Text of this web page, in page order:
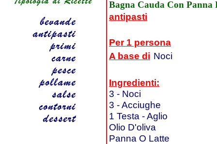
Bagna Cauda Con Panna
antipasti
Per 1 persona
A base di Noci
Ingredienti:
3 - Noci
3 - Acciughe
1 Testa - Aglio
Olio D'oliva
Panna O Latte